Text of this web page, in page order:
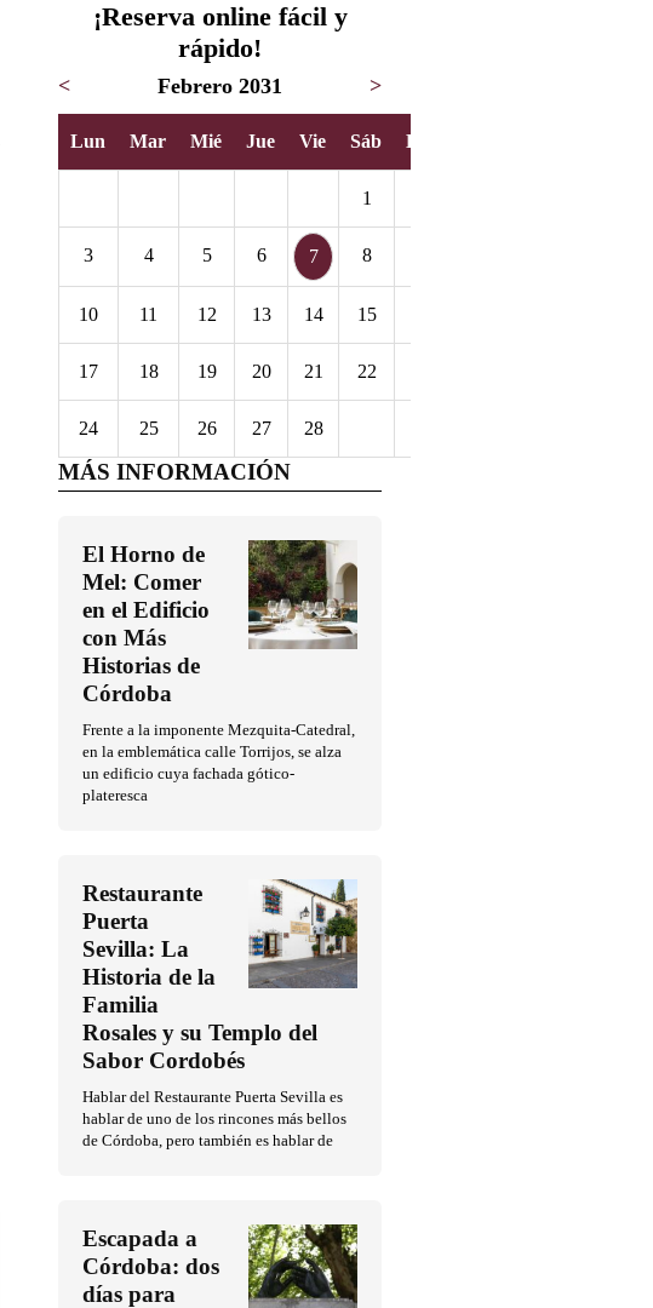
¡Reserva online fácil y
rápido!
< Febrero 2031 >
Lun Mar Mié Jue Vie Sáb Dom
1
3 4 5 6 7 8
10 11 12 13 14 15
17 18 19 20 21 22
24 25 26 27 28
MÁS INFORMACIÓN
El Horno de
Mel: Comer
en el Edificio
con Más
Historias de
Córdoba
Frente a la imponente Mezquita-Catedral,
en la emblemática calle Torrijos, se alza
un edificio cuya fachada gótico-
plateresca
Restaurante
Puerta
Sevilla: La
Historia de la
Familia
Rosales y su Templo del
Sabor Cordobés
Hablar del Restaurante Puerta Sevilla es
hablar de uno de los rincones más bellos
de Córdoba, pero también es hablar de
Escapada a
Córdoba: dos
días para